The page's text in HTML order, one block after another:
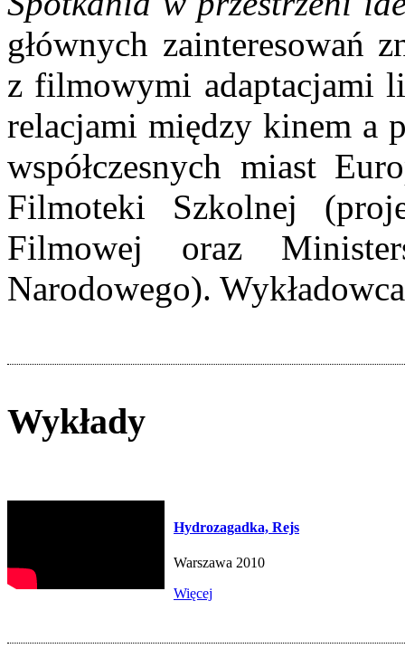
głównych zainteresowań
z filmowymi adaptacjami
relacjami między kinem a
współczesnych miast
Filmoteki Szkolnej
Filmowej oraz
Narodowego).
Wykłady
Hydrozagadka, Rejs
Warszawa 2010
Więcej